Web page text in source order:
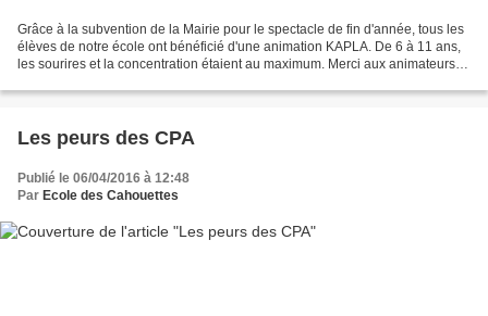
Grâce à la subvention de la Mairie pour le spectacle de fin d'année, tous les
élèves de notre école ont bénéficié d'une animation KAPLA. De 6 à 11 ans,
les sourires et la concentration étaient au maximum. Merci aux animateurs
Les peurs des CPA
Publié le 06/04/2016 à 12:48
Par Ecole des Cahouettes